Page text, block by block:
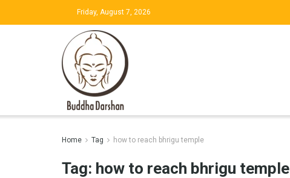
Friday, August 7, 2026
Home Tag how to reach bhrigu temple
Tag: how to reach bhrigu temple